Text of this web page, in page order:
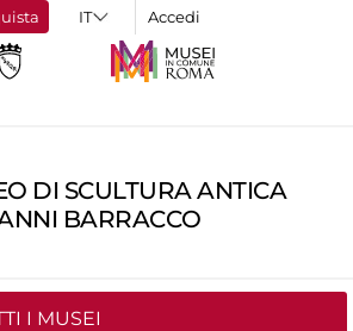
Accedi
DI SCULTURA ANTICA
BARRACCO
I MUSEI